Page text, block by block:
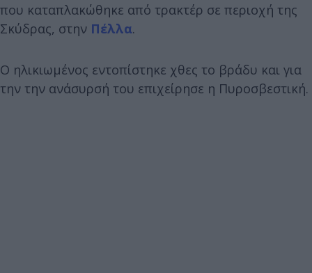
που καταπλακώθηκε από τρακτέρ σε περιοχή της
Σκύδρας, στην Πέλλα.
Ο ηλικιωμένος εντοπίστηκε χθες το βράδυ και για
την την ανάσυρσή του επιχείρησε η Πυροσβεστική.